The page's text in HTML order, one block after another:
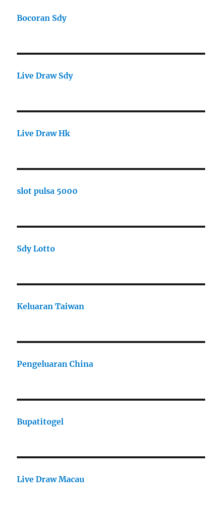
Bocoran Sdy
Live Draw Sdy
Live Draw Hk
slot pulsa 5000
Sdy Lotto
Keluaran Taiwan
Pengeluaran China
Bupatitogel
Live Draw Macau